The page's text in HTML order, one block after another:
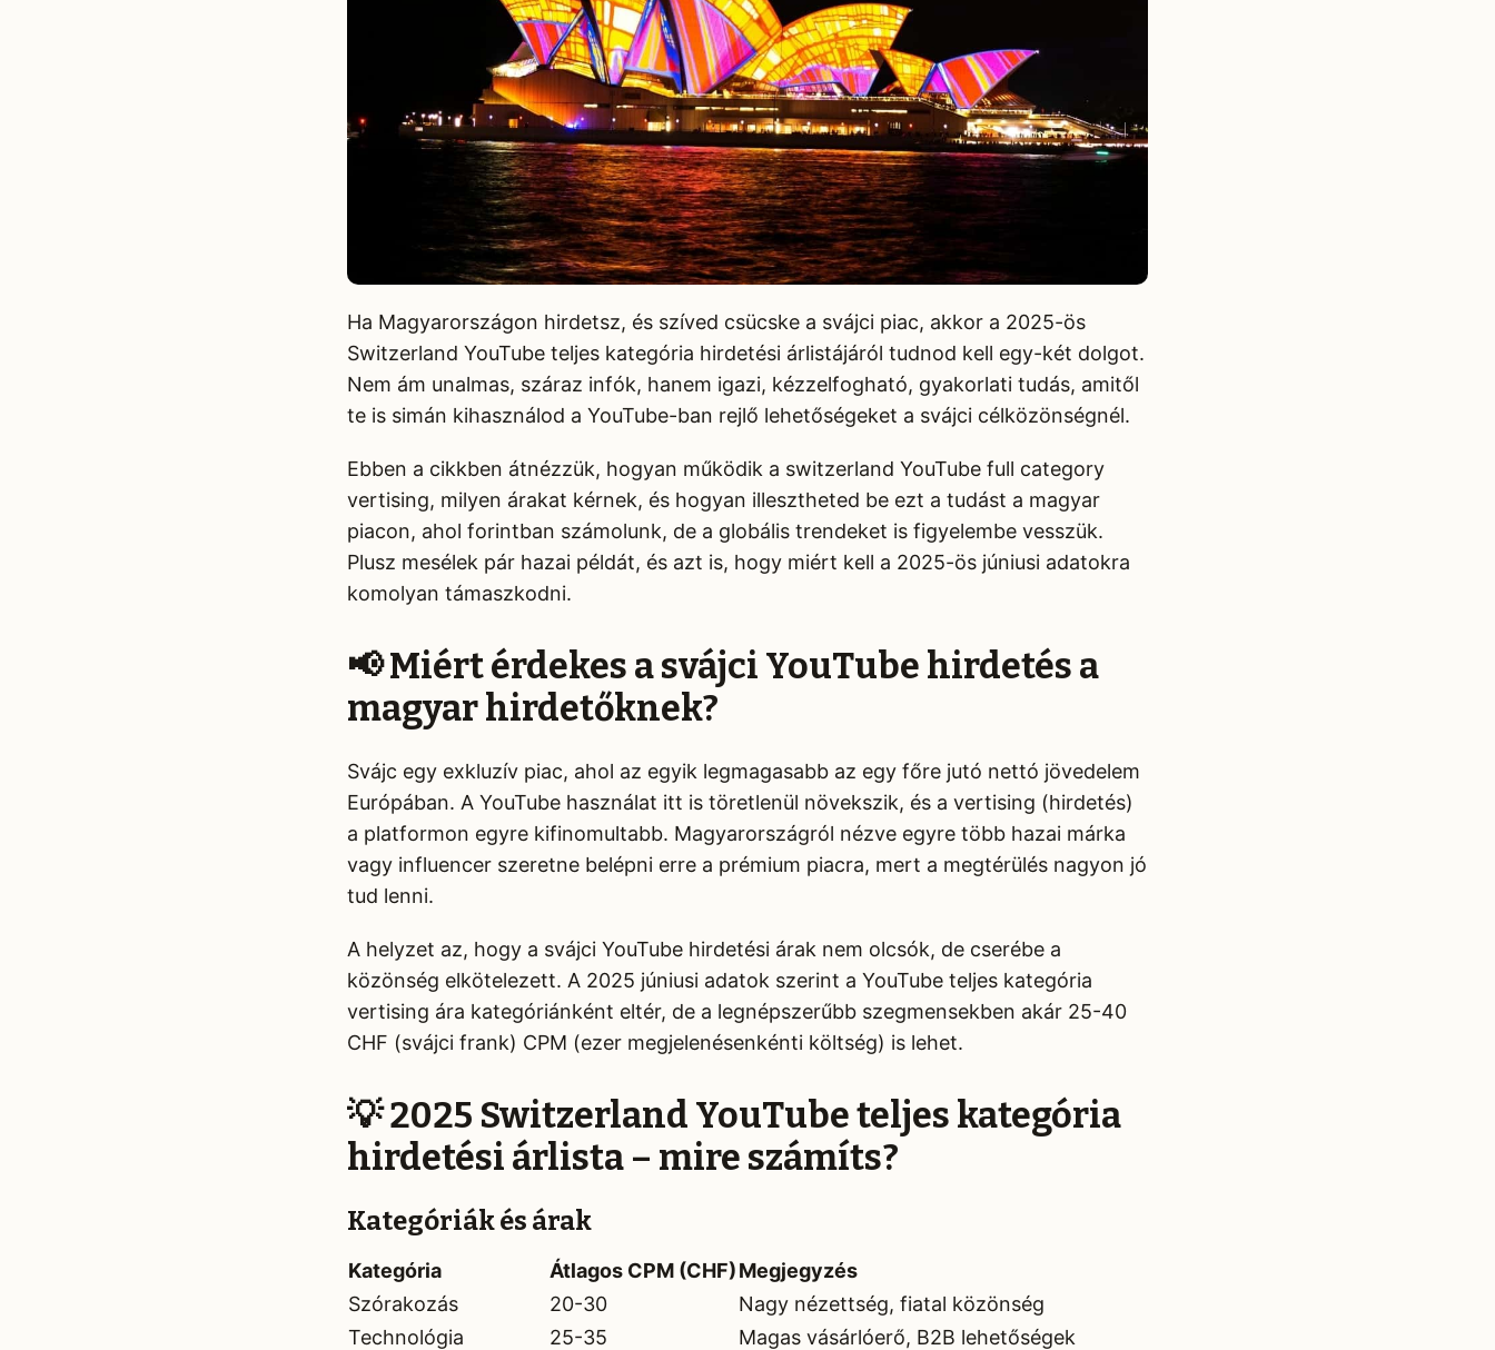
Ha Magyarországon hirdetsz, és szíved csücske a svájci piac, akkor a 2025-ös
Switzerland YouTube teljes kategória hirdetési árlistájáról tudnod kell egy-két dolgot.
Nem ám unalmas, száraz infók, hanem igazi, kézzelfogható, gyakorlati tudás, amitől
te is simán kihasználod a YouTube-ban rejlő lehetőségeket a svájci célközönségnél.
Ebben a cikkben átnézzük, hogyan működik a switzerland YouTube full category
vertising, milyen árakat kérnek, és hogyan illesztheted be ezt a tudást a magyar
piacon, ahol forintban számolunk, de a globális trendeket is figyelembe vesszük.
Plusz mesélek pár hazai példát, és azt is, hogy miért kell a 2025-ös júniusi adatokra
komolyan támaszkodni.
📢 Miért érdekes a svájci YouTube hirdetés a
magyar hirdetőknek?
Svájc egy exkluzív piac, ahol az egyik legmagasabb az egy főre jutó nettó jövedelem
Európában. A YouTube használat itt is töretlenül növekszik, és a vertising (hirdetés)
a platformon egyre kifinomultabb. Magyarországról nézve egyre több hazai márka
vagy influencer szeretne belépni erre a prémium piacra, mert a megtérülés nagyon jó
tud lenni.
A helyzet az, hogy a svájci YouTube hirdetési árak nem olcsók, de cserébe a
közönség elkötelezett. A 2025 júniusi adatok szerint a YouTube teljes kategória
vertising ára kategóriánként eltér, de a legnépszerűbb szegmensekben akár 25-40
CHF (svájci frank) CPM (ezer megjelenésenkénti költség) is lehet.
💡 2025 Switzerland YouTube teljes kategória
hirdetési árlista – mire számíts?
Kategóriák és árak
Kategória Átlagos CPM (CHF)Megjegyzés
Szórakozás
20-30
Nagy nézettség, fiatal közönség
Technológia
25-35
Magas vásárlóerő, B2B lehetőségek